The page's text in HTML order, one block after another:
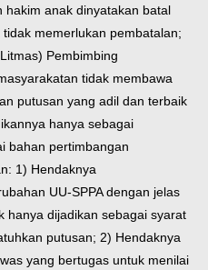
hakim anak dinyatakan batal
memerlukan pembatalan;
Pembimbing
tidak membawa
putusan yang adil dan terbaik
hanya sebagai
bahan pertimbangan
1) Hendaknya
UU-SPPA dengan jelas
hanya dijadikan sebagai syarat
putusan; 2) Hendaknya
yang bertugas untuk menilai